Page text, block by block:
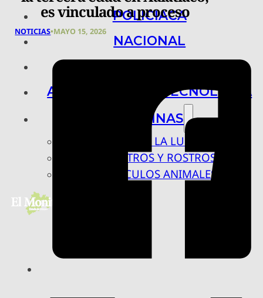
POLICIACA
NACIONAL
ARTE, CIENCIA Y TECNOLOGÍA
COLUMNAS
BAJO LA LUPA
RASTROS Y ROSTROS
VÍNCULOS ANIMALES
es vinculado a proceso
NOTICIAS•MAYO 15, 2026